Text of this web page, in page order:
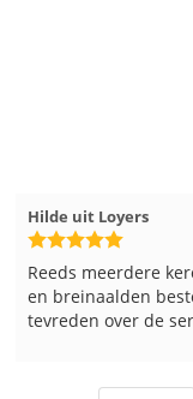
Hilde uit Loyers
Reeds meerdere
en breinaalden
tevreden over de